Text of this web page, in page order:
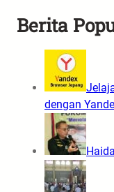
Berita
dengan